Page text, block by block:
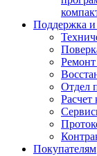
Поддержка
Ремонт
Отдел
Расчет
Покупателям